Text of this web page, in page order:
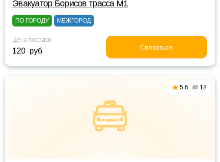
Эвакуатор Борисов трасса М1
ПО ГОРОДУ МЕЖГОРОД
Цена посадки
120 руб Связаться
5.6 18